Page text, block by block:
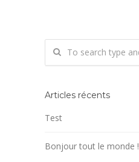
Articles récents
Test
Bonjour tout le monde !